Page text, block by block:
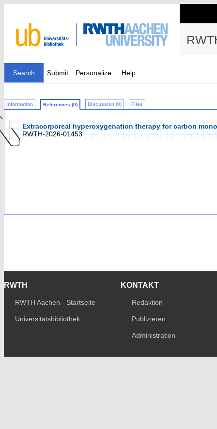
Search Submit Personalize Help
Information References (0) Discussion (0) Files
Extracorporeal hyperoxygenation therapy for carbon
RWTH-2026-01453
RWTH
RWTH Aachen - Startseite
Universitätsbibliothek
KONTAKT
Redaktion
Publizieren
Administration